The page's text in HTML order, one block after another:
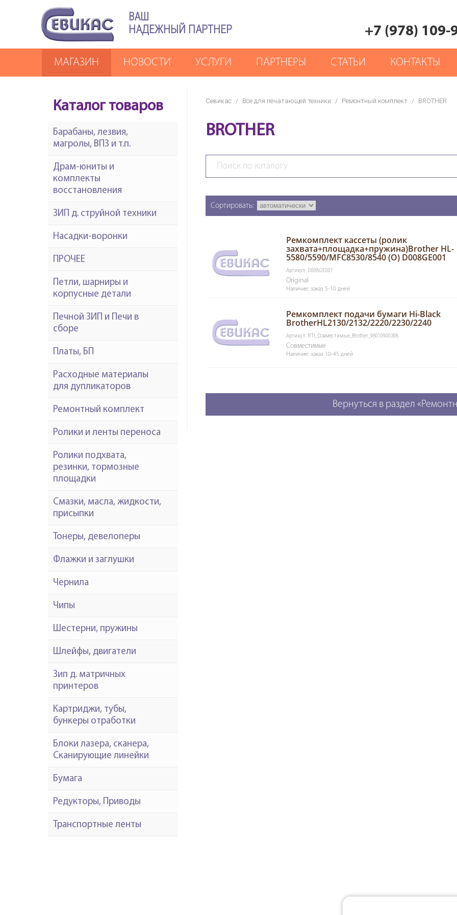
ВАШ
НАДЕЖНЫЙ ПАРТНЕР
+7 (978) 109-
МАГАЗИН НОВОСТИ УСЛУГИ ПАРТНЕРЫ СТАТЬИ КОНТАКТЫ
Севикас / Все для печатающей техники / Ремонтный комплект / BROTHER
BROTHER
Сортировать:
Ремкомплект кассеты (ролик
захвата+площадка+пружина)Brother HL-
5580/5590/MFC8530/8540 (O) D008GE001
Артикул: D008GE001
Original
Наличие: заказ 5-10 дней
Ремкомплект подачи бумаги Hi-Black
BrotherHL2130/2132/2220/2230/2240
Артикул: RTI_Совместимые_Brother_98010900308
Совместимые
Наличие: заказ 10-45 дней
Вернуться в раздел
Каталог товаров
Барабаны, лезвия,
магролы, ВПЗ и т.п.
Драм-юниты и
комплекты
восстановления
ЗИП д. струйной техники
Насадки-воронки
ПРОЧЕЕ
Петли, шарниры и
корпусные детали
Печной ЗИП и Печи в
сборе
Платы, БП
Расходные материалы
для дупликаторов
Ремонтный комплект
Ролики и ленты переноса
Ролики подхвата,
резинки, тормозные
площадки
Смазки, масла, жидкости,
присыпки
Тонеры, девелоперы
Флажки и заглушки
Чернила
Чипы
Шестерни, пружины
Шлейфы, двигатели
Зип д. матричных
принтеров
Картриджи, тубы,
бункеры отработки
Блоки лазера, сканера,
Сканирующие линейки
Бумага
Редукторы, Приводы
Транспортные ленты